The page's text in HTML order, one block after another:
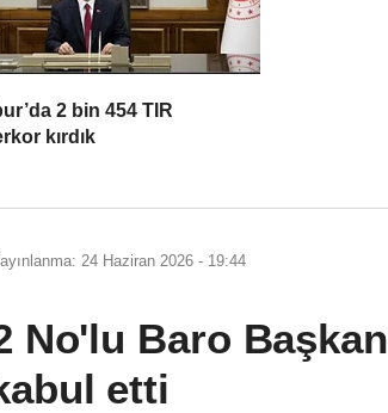
2 bin 454 TIR
kırdık
24 Haziran 2026 - 19:44
No'lu Baro
etti